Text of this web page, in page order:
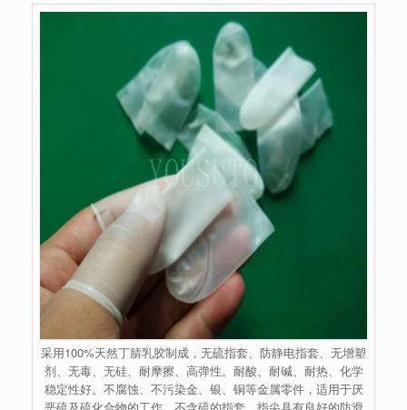
采用100%天然丁腈乳胶制成，无硫指套、防静电指套、无增塑
剂、无毒、无硅、耐摩擦、高弹性。耐酸、耐碱、耐热、化学
稳定性好。不腐蚀、不污染金、银、铜等金属零件，适用于厌